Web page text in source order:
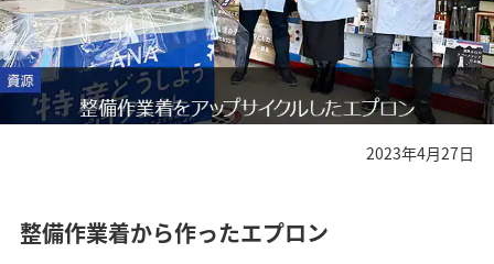
2023年4月27日
整備作業着から作ったエプロン